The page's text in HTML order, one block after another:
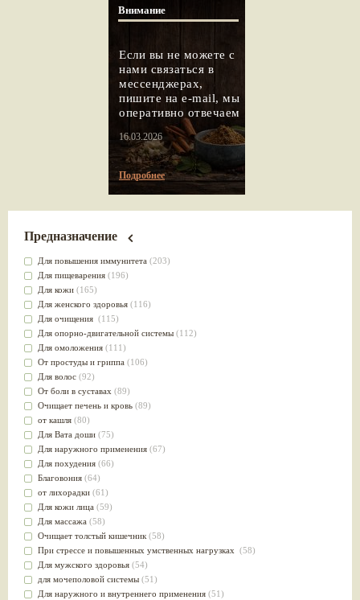
Внимание
Если вы не можете с
нами связаться в
мессенджерах,
пишите на e-mail, мы
оперативно отвечаем
16.03.2026
Подробнее
Предназначение
Для повышения иммунитета (203)
Для пищеварения (196)
Для кожи (165)
Для женского здоровья (116)
Для очищения (115)
Для опорно-двигательной системы (112)
Для омоложения (111)
От простуды и гриппа (106)
Для волос (92)
От боли в суставах (89)
Очищает печень и кровь (89)
от кашля (80)
Для Вата доши (75)
Для наружного применения (67)
Для похудения (66)
Благовония (64)
от лихорадки (61)
Для кожи лица (59)
Для массажа (58)
Очищает толстый кишечник (58)
При стрессе и повышенных умственных нагрузках (58)
Для мужского здоровья (54)
для мочеполовой системы (51)
Для наружного и внутреннего применения (51)